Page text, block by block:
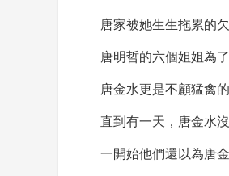
唐家被她生生拖累的
唐明哲的六個姐姐為
唐金水更是不顧猛禽
直到有一天，唐金水沒
一開始他們還以為唐